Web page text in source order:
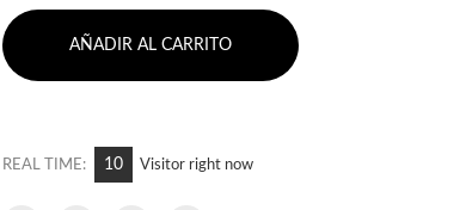
AÑADIR AL CARRITO
REAL TIME: 10 Visitor right now